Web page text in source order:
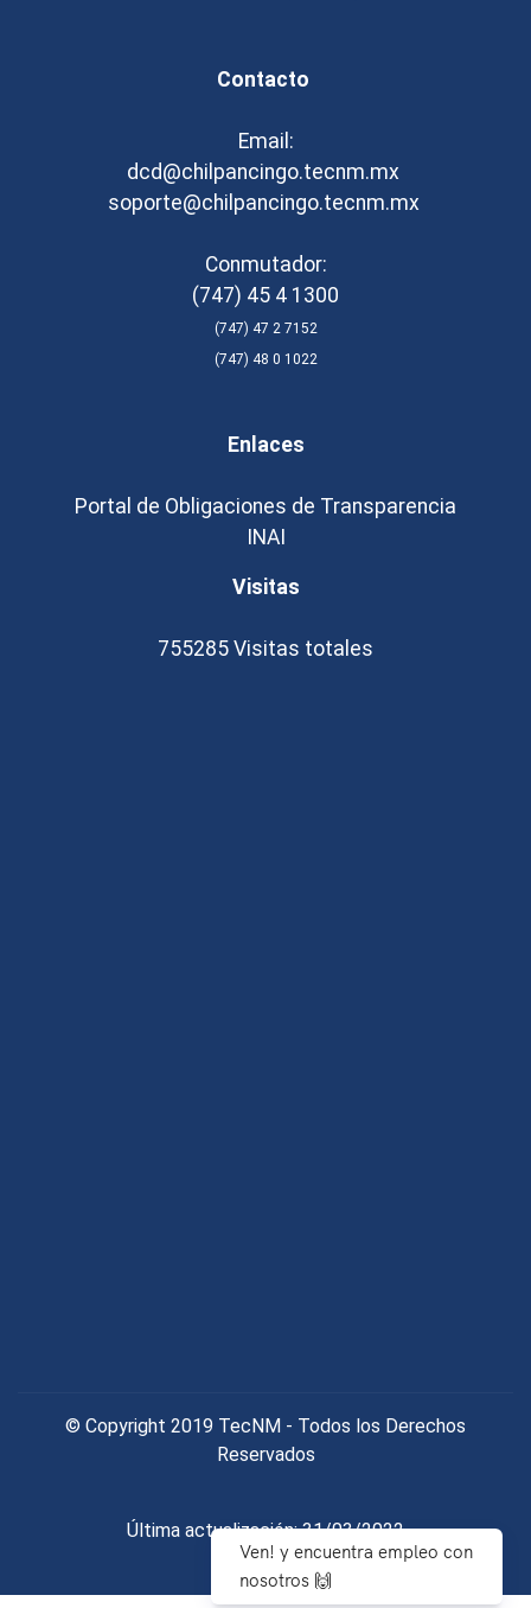
Contacto
Email:
dcd@chilpancingo.tecnm.mx
soporte@chilpancingo.tecnm.mx
Conmutador:
(747) 45 4 1300
(747) 47 2 7152
(747) 48 0 1022
Enlaces
Portal de Obligaciones de Transparencia
INAI
Visitas
755285 Visitas totales
© Copyright 2019 TecNM - Todos los Derechos
Reservados
Última actualización: 31/03/2022
Ven! y encuentra empleo con
nosotros 🙌